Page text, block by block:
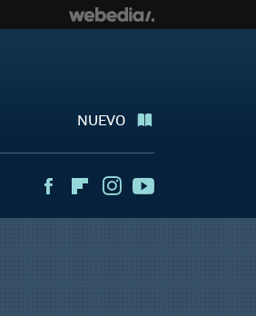
NUEVO
FacebookFlipboardInstagram